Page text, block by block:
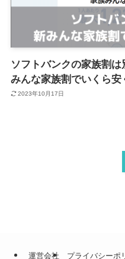
ソフトバンクの家族割
みんな家族割でいくら安
2023年10月17日
運営会社 プライバシーポ